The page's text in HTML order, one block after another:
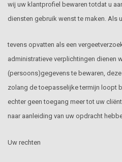
wij uw klantprofiel bewaren totdat u
diensten gebruik wenst te maken. Als
tevens opvatten als een
administratieve verplichtingen dienen
(persoons)gegevens te bewaren,
zolang de toepasselijke termijn loopt
echter geen toegang meer tot uw
naar aanleiding van uw opdracht
Uw rechten